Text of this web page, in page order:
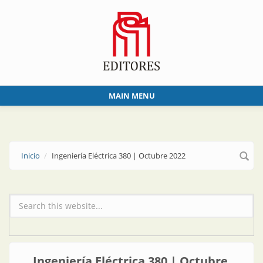
MAIN MENU
Inicio Ingeniería Eléctrica 380 | Octubre 2022
Formulario de búsqueda